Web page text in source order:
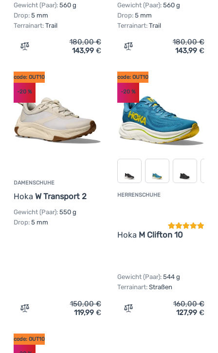
Anmelden /
Registrieren
Gewicht (Paar): 560 g
Drop: 5 mm
Terrainart: Trail
Zum Vergleich 'Herren Laufschuhe Hoka M Speedgoat 6
180,00€
143,99 €
Gewicht (Paar): 560 g
Drop: 5 mm
Terrainart: Trail
Zum Vergleich 'Damen
180,00€
143,99 €
DAMENSCHUHE
Hoka W Transport 2
code: OUT10
-20 %
Gewicht (Paar): 550 g
Drop: 5 mm
Zum Vergleich 'Damenschuhe Hoka W Transport 2'
150,00€
119,99 €
HERRENSCHUHE
Hoka M Clifton 10
code: OUT10
-20%
Gewicht (Paar): 544 g
Terrainart: Straßen
Zum Vergleich
160,00€
127,99 €
code: OUT10